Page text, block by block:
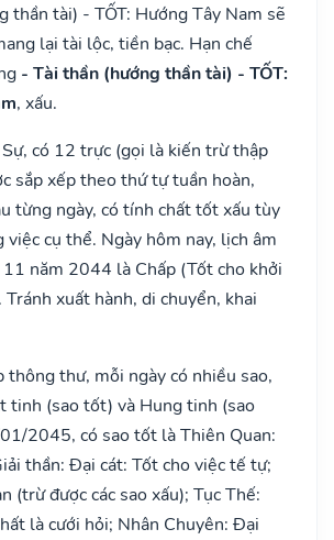
thần tài) - TỐT: Hướng Tây Nam sẽ
lại tài lộc, tiền bạc. Hạn chế
- Tài thần (hướng thần tài) - TỐT:
, xấu.
có 12 trực (gọi là kiến trừ thập
sắp xếp theo thứ tự tuần hoàn,
từng ngày, có tính chất tốt xấu tùy
cụ thể. Ngày hôm nay, lịch âm
năm 2044 là Chấp (Tốt cho khởi
Tránh xuất hành, di chuyển, khai
thông thư, mỗi ngày có nhiều sao,
tinh (sao tốt) và Hung tinh (sao
2045, có sao tốt là Thiên Quan:
thần: Đại cát: Tốt cho việc tế tự;
(trừ được các sao xấu); Tục Thế:
là cưới hỏi; Nhân Chuyên: Đại